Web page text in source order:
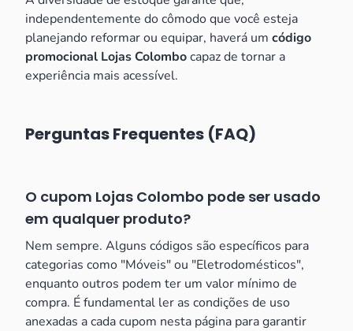
independentemente do cômodo que você esteja
planejando reformar ou equipar, haverá um código
promocional Lojas Colombocapaz de tornar a
experiência mais acessível.
Perguntas Frequentes (FAQ)
O cupom Lojas Colombo pode ser usado
em qualquer produto?
Nem sempre. Alguns códigos são específicos para
categorias como "Móveis" ou "Eletrodomésticos",
enquanto outros podem ter um valor mínimo de
compra. É fundamental ler as condições de uso
anexadas a cada cupom nesta página para garantir